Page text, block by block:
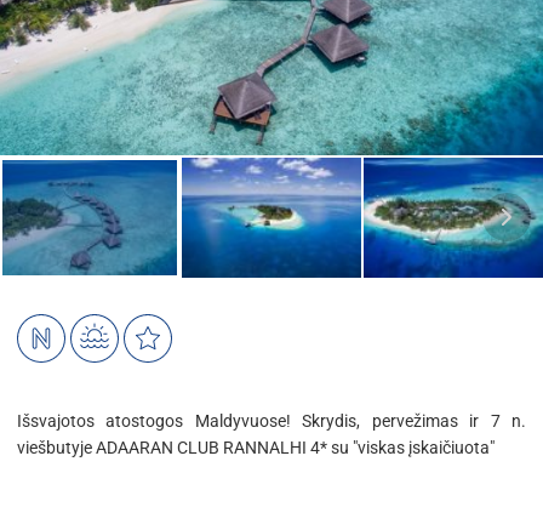
Išsvajotos atostogos Maldyvuose! Skrydis, pervežimas ir 7 n.
viešbutyje ADAARAN CLUB RANNALHI 4* su "viskas įskaičiuota"